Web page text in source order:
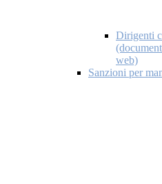
Dirigenti
web)
Sanzioni per